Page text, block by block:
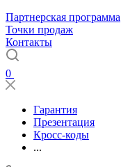
Партнерская программа
Точки продаж
Контакты
0
Гарантия
Презентация
Кросс-коды
...